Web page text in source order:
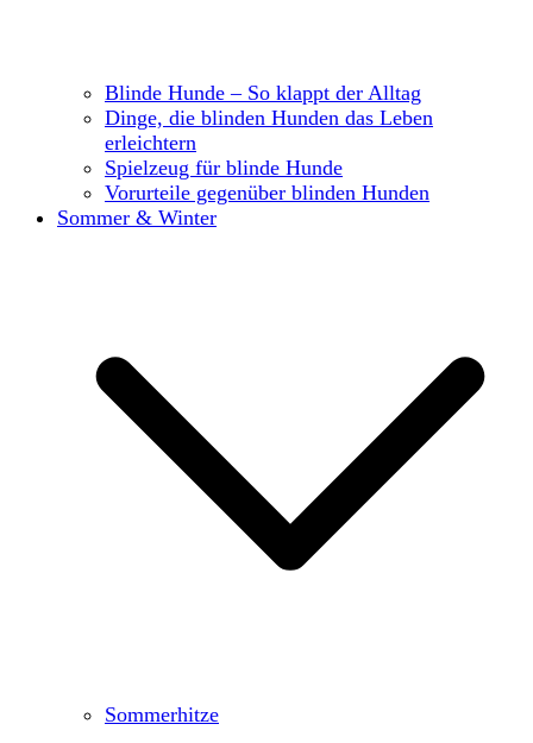
Blinde Hunde – So klappt der Alltag
Dinge, die blinden Hunden das Leben
erleichtern
Spielzeug für blinde Hunde
Vorurteile gegenüber blinden Hunden
Sommer & Winter
Sommerhitze